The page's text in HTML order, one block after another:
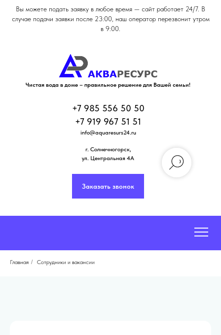
Вы можете подать заявку в любое время — сайт работает 24/7. В
случае подачи заявки после 23:00, наш оператор перезвонит утром
в 9:00.
Чистая вода в доме – правильное решение для Вашей семьи!
+7 985 556 50 50
+7 919 967 51 51
info@aquaresurs24.ru
г. Солнечногорск,
ул. Центральная 4А
Заказать звонок
Главная / Сотрудники и вакансии